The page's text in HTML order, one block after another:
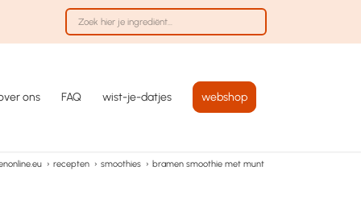
ons FAQ wist-je-datjes webshop
› recepten › smoothies › bramen smoothie met munt